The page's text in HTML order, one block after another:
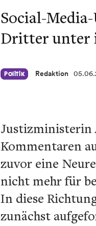
Social-
Dritter unter
Politik Redaktion
Justizministerin
Kommentaren
zuvor eine
nicht mehr für
In diese
zunächst